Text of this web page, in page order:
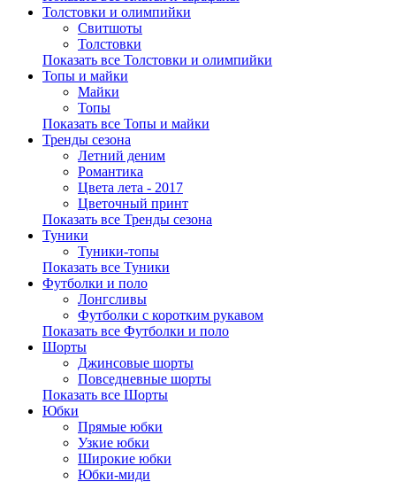
Толстовки и олимпийки
Свитшоты
Толстовки
Показать все Толстовки и олимпийки
Топы и майки
Майки
Топы
Показать все Топы и майки
Тренды сезона
Летний деним
Романтика
Цвета лета - 2017
Цветочный принт
Показать все Тренды сезона
Туники
Туники-топы
Показать все Туники
Футболки и поло
Лонгсливы
Футболки с коротким рукавом
Показать все Футболки и поло
Шорты
Джинсовые шорты
Повседневные шорты
Показать все Шорты
Юбки
Прямые юбки
Узкие юбки
Широкие юбки
Юбки-миди